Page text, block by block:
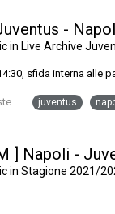
-
in Live Archive
sfida interna alle
juventus
] Napoli -
in Stagione 2021/